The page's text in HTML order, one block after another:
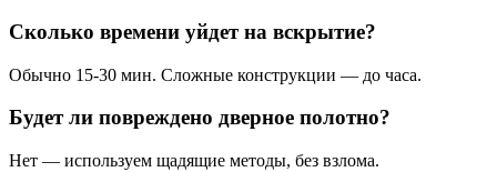
Сколько времени уйдет на вскрытие?
Обычно 15-30 мин. Сложные конструкции — до часа.
Будет ли повреждено дверное полотно?
Нет — используем щадящие методы, без взлома.